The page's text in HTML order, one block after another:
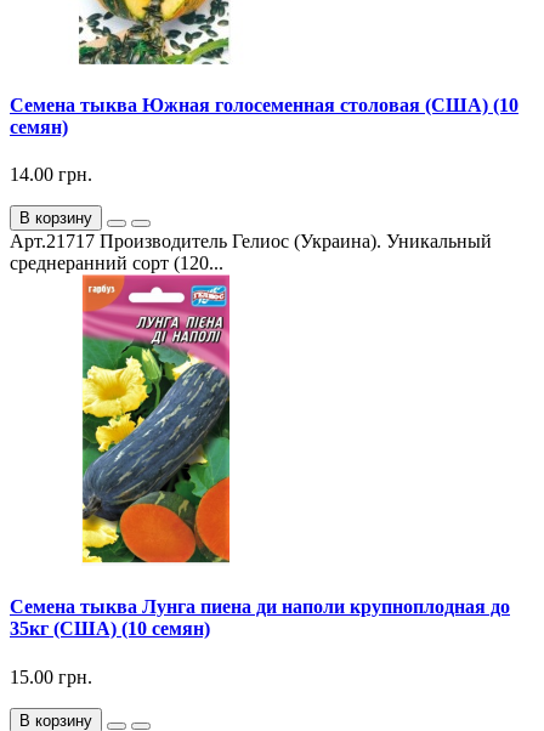
Семена тыква Южная голосеменная столовая (США) (10
семян)
14.00 грн.
В корзину
Арт.21717 Производитель Гелиос (Украина). Уникальный
среднеранний сорт (120...
Семена тыква Лунга пиена ди наполи крупноплодная до
35кг (США) (10 семян)
15.00 грн.
В корзину